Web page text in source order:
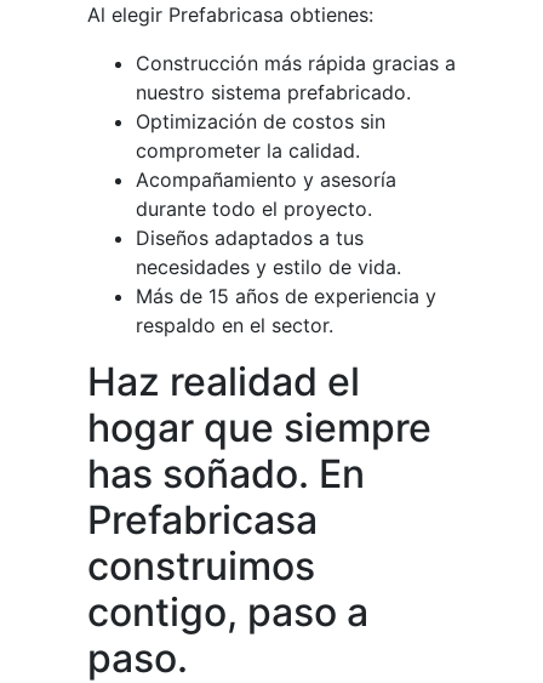
Al elegir Prefabricasa obtienes:
Construcción más rápida gracias a
nuestro sistema prefabricado.
Optimización de costos sin
comprometer la calidad.
Acompañamiento y asesoría
durante todo el proyecto.
Diseños adaptados a tus
necesidades y estilo de vida.
Más de 15 años de experiencia y
respaldo en el sector.
Haz realidad el
hogar que siempre
has soñado. En
Prefabricasa
construimos
contigo, paso a
paso.